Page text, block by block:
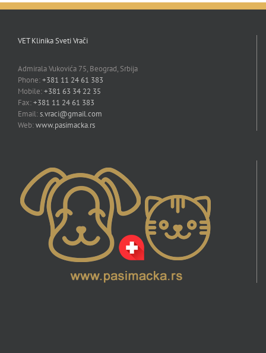
VET Klinika Sveti Vrači
Admirala Vukovića 75, Beograd, Srbija
Phone:+381 11 24 61 383
Mobile:+381 63 34 22 35
Fax:+381 11 24 61 383
Email:s.vraci@gmail.com
Web:www.pasimacka.rs